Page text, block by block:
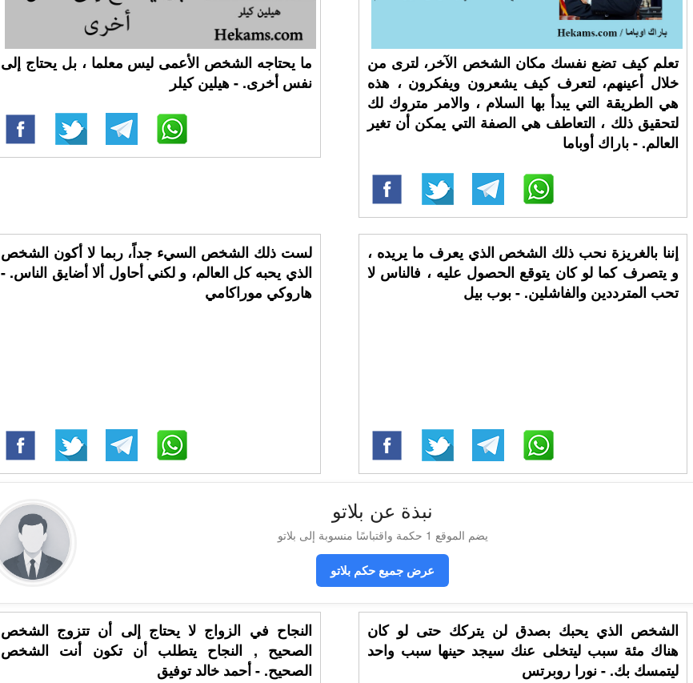
ما يحتاجه الشخص الأعمى ليس معلما ، بل يحتاج إلى
نفس أخرى. - هيلين كيلر
تعلم كيف تضع نفسك مكان الشخص الآخر، لترى من
خلال أعينهم، لتعرف كيف يشعرون ويفكرون ، هذه
هي الطريقة التي يبدأ بها السلام ، والامر متروك لك
لتحقيق ذلك ، التعاطف هي الصفة التي يمكن أن تغير
العالم. - باراك أوباما
لست ذلك الشخص السيء جداً، ربما لا أكون الشخص
الذي يحبه كل العالم، و لكني أحاول ألا أضايق الناس. -
هاروكي موراكامي
إننا بالغريزة نحب ذلك الشخص الذي يعرف ما يريده ،
و يتصرف كما لو كان يتوقع الحصول عليه ، فالناس لا
تحب المترددين والفاشلين. - بوب بيل
النجاح في الزواج لا يحتاج إلى أن تتزوج الشخص
الصحيح , النجاح يتطلب أن تكون أنت الشخص
الصحيح. - أحمد خالد توفيق
الشخص الذي يحبك بصدق لن يتركك حتى لو كان
هناك مئة سبب ليتخلى عنك سيجد حينها سبب واحد
ليتمسك بك. - نورا روبرتس
نبذة عن بلاتو
يضم الموقع 1 حكمة واقتباسًا منسوبة إلى بلاتو
عرض جميع حكم بلاتو